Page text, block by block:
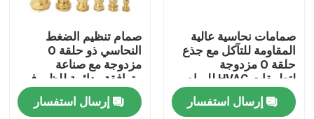
منزل
صمامات نحاسية عالية
المقاومة للتآكل مع جذع
حلقة O مزدوجة
لتطبيقات HVAC للمياه
في أحجام 1/4 بوصة إلى
4 بوصة
إرسال استفسار
صمام تنظيم الضغط
النحاسي ذو حلقة O
مزدوجة مع صناعة
متوافقة ودائمة للظروف
القاسية
إرسال استفسار